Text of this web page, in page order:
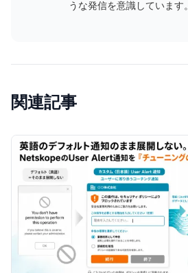
うな発信を意識しています。
関連記事